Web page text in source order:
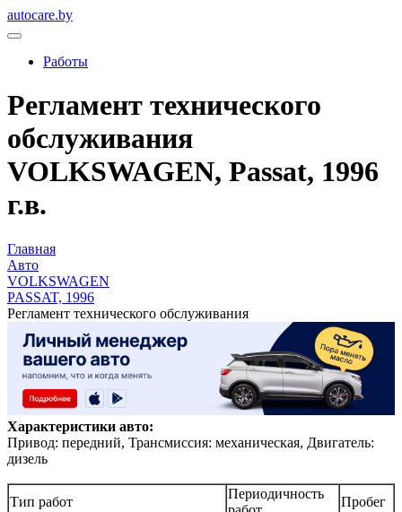
autocare.by
Работы
Регламент технического
обслуживания
VOLKSWAGEN, Passat, 1996
г.в.
Главная
Авто
VOLKSWAGEN
PASSAT, 1996
Регламент технического обслуживания
Характеристики авто:
Привод: передний, Трансмиссия: механическая, Двигатель:
дизель
Тип работ
Периодичность
Пробег